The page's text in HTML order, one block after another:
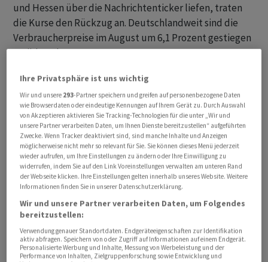
und Hessen über die Nachrichtenticker liefen, traten
die Kurse den Rückzug an. Deutschlandweit sind die
Verbraucherpreise im August um 6,1 Prozent gestiegen
- stärker als erwartet.
Ein Rückgang der Inflation dürfte «alles andere als ein
Selbstläufer werden», schrieb Volkswirt Sebastian
Becker von der Deutschen Bank. Vor allem ein
anhaltend hoher Lohndruck könne die Teuerung von
Dienstleistungen weiter befeuern und so auch die
Normalisierung der Inflation generell verlangsamen.
Für Aktien sind das schlechte Nachrichten, denn eine
hohe Inflation könnte die Erwartung weiter steigender
Leitzinsen schüren. «Die EZB hat derzeit einen
schwierigen Job. Die europäische Wirtschaft ist schwach
auf der Brust (...), gleichzeitig bleiben die
Ihre Privatsphäre ist uns wichtig
Wir und unsere 293-Partner speichern und greifen auf personenbezogene Daten
wie Browserdaten oder eindeutige Kennungen auf Ihrem Gerät zu. Durch Auswahl
von Akzeptieren aktivieren Sie Tracking-Technologien für die unter „Wir und
unsere Partner verarbeiten Daten, um Ihnen Dienste bereitzustellen“ aufgeführten
Zwecke. Wenn Tracker deaktiviert sind, sind manche Inhalte und Anzeigen
möglicherweise nicht mehr so relevant für Sie. Sie können dieses Menü jederzeit
wieder aufrufen, um Ihre Einstellungen zu ändern oder Ihre Einwilligung zu
widerrufen, indem Sie auf den Link Voreinstellungen verwalten am unteren Rand
der Webseite klicken. Ihre Einstellungen gelten innerhalb unseres Website. Weitere
Informationen finden Sie in unserer Datenschutzerklärung.
Wir und unsere Partner verarbeiten Daten, um Folgendes
bereitzustellen:
Verwendung genauer Standortdaten. Endgeräteeigenschaften zur Identifikation
aktiv abfragen. Speichern von oder Zugriff auf Informationen auf einem Endgerät.
Personalisierte Werbung und Inhalte, Messung von Werbeleistung und der
Performance von Inhalten, Zielgruppenforschung sowie Entwicklung und